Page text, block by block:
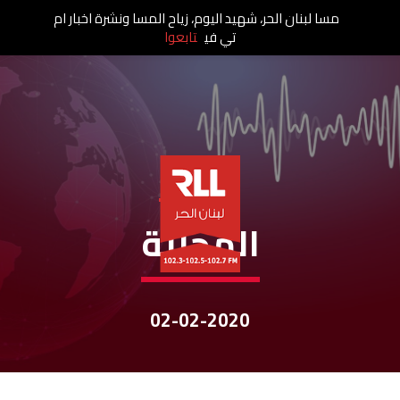
نشرات الأخبار
المحليّة
02-02-2020
مسا لبنان الحر، شهيد اليوم، زياح المسا ونشرة اخبار ام
تي في تابعوا